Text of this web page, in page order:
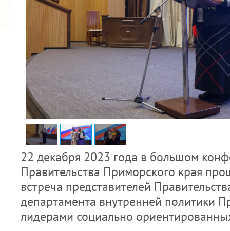
22 декабря 2023 года в большом
Правительства Приморского края
встреча представителей
департамента внутренней политики
лидерами социально
2022 ГОД ПРОВОЗГЛАШЕН ГОДОМ
МАТЕРИ В ЯКУТИИ
19.12.2021